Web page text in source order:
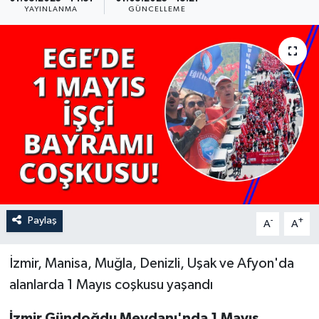
YAYINLANMA GÜNCELLEME
Paylaş A- A+
İzmir, Manisa, Muğla, Denizli, Uşak ve Afyon'da
alanlarda 1 Mayıs coşkusu yaşandı
YAŞAM